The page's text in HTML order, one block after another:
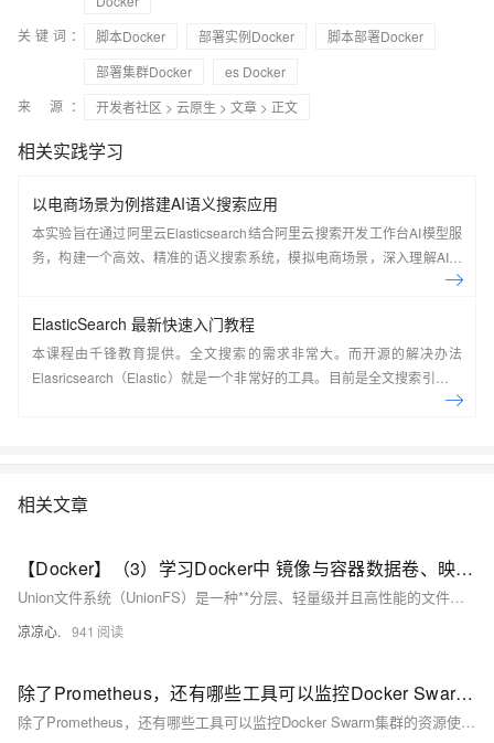
关键词：
脚本Docker 部署实例Docker
脚本部署Docker
部署集群Docker
es Docker
来 源：
开发者社区 > 云原生 > 文章 > 正文
相关实践学习
以电商场景为例搭建AI语义搜索应用
本实验旨在通过阿里云Elasticsearch结合阿里云搜索开发工作台AI模型服
务，构建一个高效、精准的语义搜索系统，模拟电商场景，深入理解AI搜
ElasticSearch 最新快速入门教程
本课程由千锋教育提供。全文搜索的需求非常大。而开源的解决办法
Elasricsearch（Elastic）就是一个非常好的工具。目前是全文搜索引擎的
首选。本系列教程由浅入深讲解了在CentOS7系统下如何搭建
相关文章
【Docker】（3）学习Docker中 镜像与容器数据卷、映射关系！手把手带你安装 MySql主从同步 和 Redis三主三从集群！并且进行主从切换与扩容操作，还有分析 哈希分区 等知识点！
Union文件系统（UnionFS）是一种**分层、轻量级并且高性能的文件系统**，它支持对文件系统的修改作为一次提交来一层层的叠加，同时可以将不同目录挂载到同一个虚拟文件系统下(unite several directories into a single virtual filesystem) Union 文件系统是 Docker 镜像的基础。 镜像可以通过分层来进行继承，基于基础镜像（没有父镜像），可以制作各种具体的应用镜像。
凉凉心. 941
除了Prometheus，还有哪些工具可以监控Docker Swarm集群的资源使用情况？
除了Prometheus，还有哪些工具可以监控Docker Swarm集群的资源使用情况？